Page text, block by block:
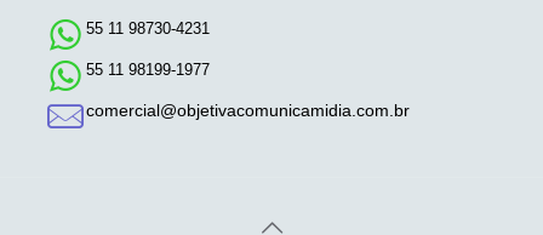
55 11 98730-4231
55 11 98199-1977
comercial@objetivacomunicamidia.com.br